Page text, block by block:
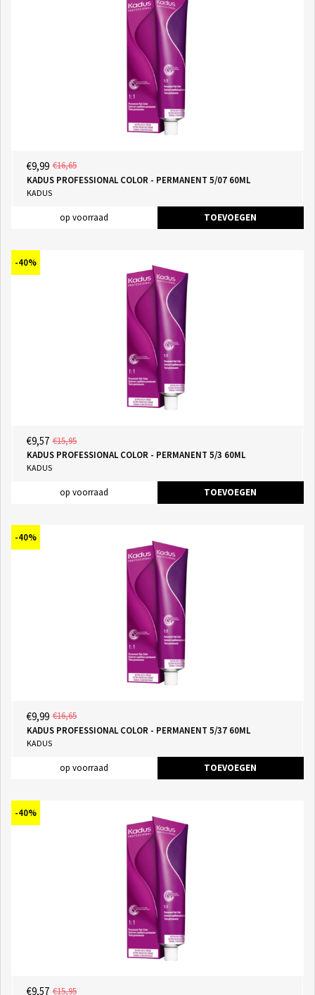
€9,99 €16,65
KADUS PROFESSIONAL COLOR - PERMANENT 5/07 60ML
KADUS
op voorraad TOEVOEGEN
-40%
€9,57 €15,95
KADUS PROFESSIONAL COLOR - PERMANENT 5/3 60ML
KADUS
op voorraad TOEVOEGEN
-40%
€9,99 €16,65
KADUS PROFESSIONAL COLOR - PERMANENT 5/37 60ML
KADUS
op voorraad TOEVOEGEN
-40%
€9,57 €15,95